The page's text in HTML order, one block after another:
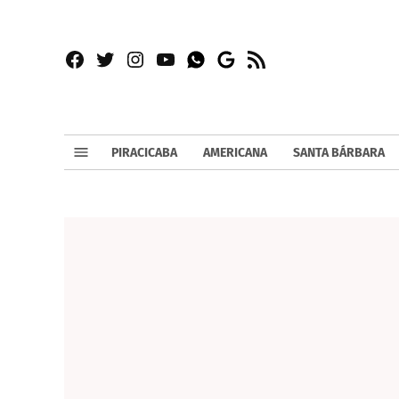
Facebook
TwitterInstagram
YouTubeWhatsapp
Google
RSS
PIRACICABA AMERICANA SANTA BÁRBARA